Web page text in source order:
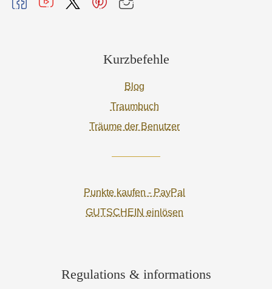
Kurzbefehle
Blog
Traumbuch
Träume der Benutzer
Punkte kaufen - PayPal
GUTSCHEIN einlösen
Regulations & informations